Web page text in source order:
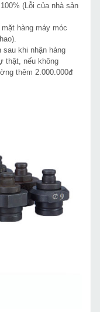
(Lỗi của nhà sản
hàng máy móc
sau khi nhận hàng
thật, nếu không
thêm 2.000.000đ